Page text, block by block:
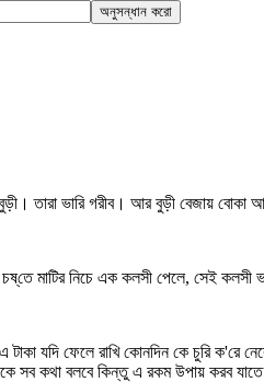
অনুসন্ধান করো
তারা ভারি গরীব। আর বুড়ী বেজায় বোকা
মাটির নিচে এক কলসী পেলে, সেই কলসী
যদি ফেলে রাখি কোনদিন কে চুরি ক'রে
সব কথা বলবে কিন্তু এ রকম উপায় করব যাতে